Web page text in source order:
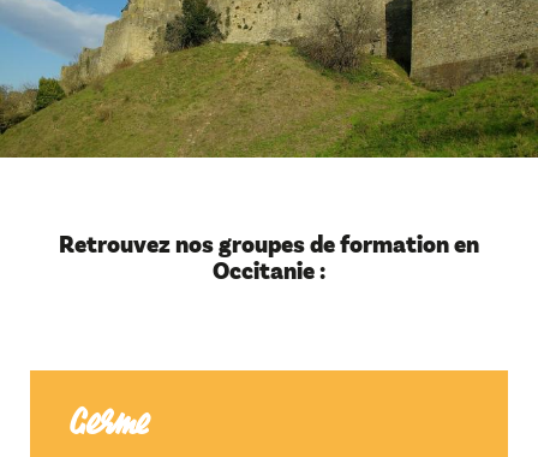
Retrouvez nos groupes de formation en
Occitanie :
Germe